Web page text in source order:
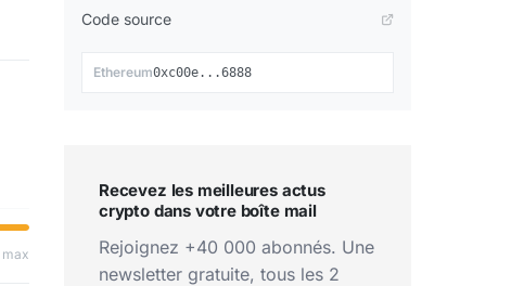
max
Code source
Ethereum0xc00e...6888
Recevez les meilleures actus
crypto dans votre boîte mail
Rejoignez +40 000 abonnés. Une
newsletter gratuite, tous les 2